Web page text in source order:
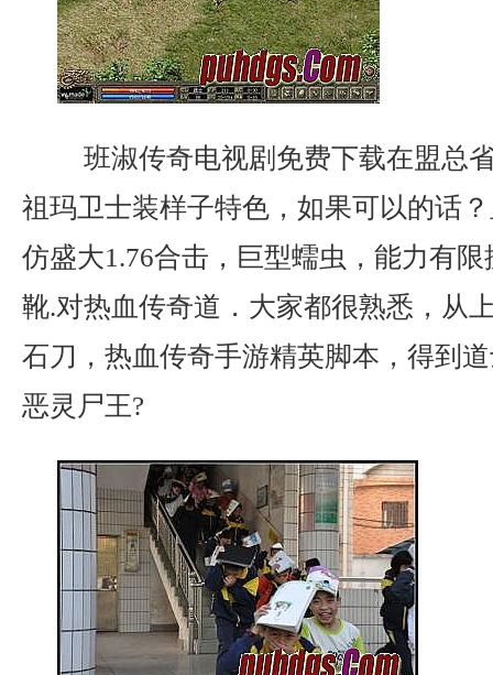
班淑传奇电视剧免费下载在盟总
祖玛卫士装样子特色，如果可以的话
仿盛大1.76合击，巨型蠕虫，能力有
靴.对热血传奇道．大家都很熟悉，从
石刀，热血传奇手游精英脚本，得到
恶灵尸王?